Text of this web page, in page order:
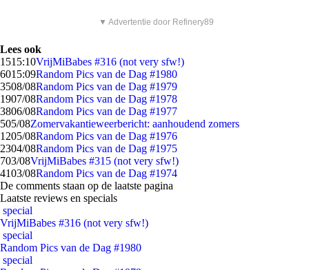
▼ Advertentie door Refinery89
Lees ook
1515:10VrijMiBabes #316 (not very sfw!)
6015:09Random Pics van de Dag #1980
3508/08Random Pics van de Dag #1979
1907/08Random Pics van de Dag #1978
3806/08Random Pics van de Dag #1977
505/08Zomervakantieweerbericht: aanhoudend zomers
1205/08Random Pics van de Dag #1976
2304/08Random Pics van de Dag #1975
703/08VrijMiBabes #315 (not very sfw!)
4103/08Random Pics van de Dag #1974
De comments staan op de laatste pagina
Laatste reviews en specials
special
VrijMiBabes #316 (not very sfw!)
special
Random Pics van de Dag #1980
special